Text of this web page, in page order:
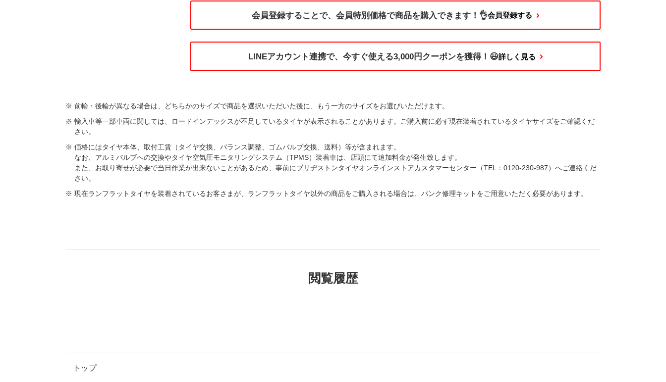
会員登録することで、 会員特別価格で商品を購入できます！👌会員登録する
LINEアカウント連携で、 今すぐ使える3,000円クーポンを獲得！😃詳しく見る
前輪・後輪が異なる場合は、どちらかのサイズで商品を選択いただいた後に、もう一方のサイズをお選びいただけます。​
輸入車等一部車両に関しては、ロードインデックスが不足しているタイヤが表示されることがあります。ご購入前に必ず現在装着されているタイヤサイズをご確認くだ
さい。
価格にはタイヤ本体、取付工賃（タイヤ交換、バランス調整、ゴムバルブ交換、送料）等が含まれます。
なお、アルミバルブへの交換やタイヤ空気圧モニタリングシステム（TPMS）装着車は、店頭にて追加料金が発生致します。
また、お取り寄せが必要で当日作業が出来ないことがあるため、事前にブリヂストンタイヤオンラインストアカスタマーセンター（TEL：0120-230-987）へご連絡くだ
さい。
現在ランフラットタイヤを装着されているお客さまが、ランフラットタイヤ以外の商品をご購入される場合は、パンク修理キットをご用意いただく必要があります。
閲覧履歴
トップ